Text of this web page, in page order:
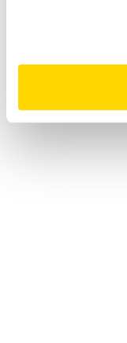
website niet